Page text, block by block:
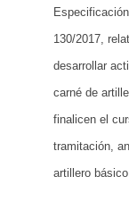
130/2017,
desarrollar
carné de
finalicen el
tramitación,
artillero básico.